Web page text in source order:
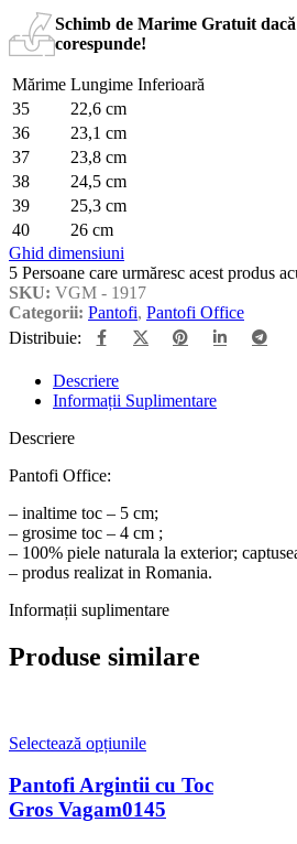
Schimb de Marime Gratuit
corespunde!
Mărime Lungime Inferioară
35
22,6 cm
36
23,1 cm
37
23,8 cm
38
24,5 cm
39
25,3 cm
40
26 cm
Ghid dimensiuni
5 Persoane care urmăresc acest produs
SKU: VGM - 1917
Categorii: Pantofi, Pantofi Office
Distribuie:
Descriere
Informații Suplimentare
Descriere
Pantofi Office:
– inaltime toc – 5 cm;
– grosime toc – 4 cm ;
– 100% piele naturala la exterior;
– produs realizat in Romania.
Informații suplimentare
Produse similare
Selectează opțiunile
Pantofi Argintii cu Toc
Gros Vagam0145